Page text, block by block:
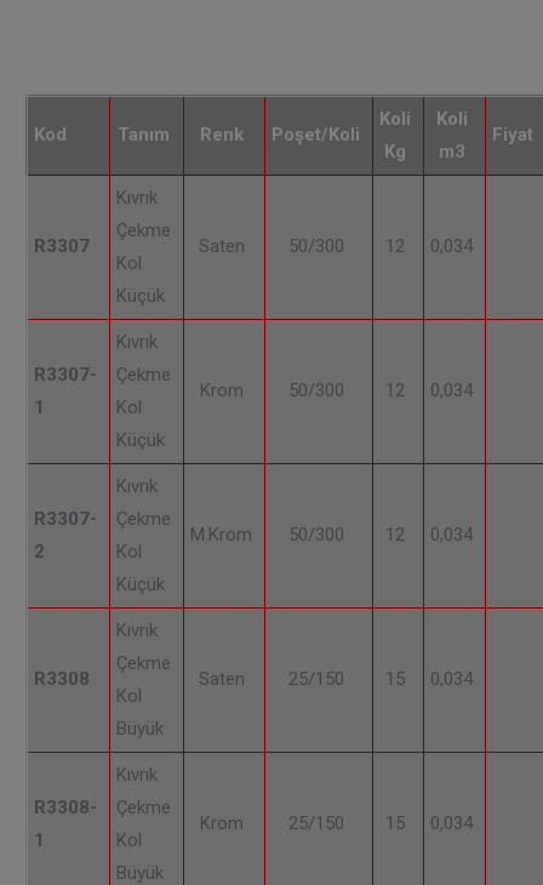
Kod Tanım Renk Poşet/Koli
Koli
Kg
Koli
m3
Fiyat
R3307
Kıvrık
Çekme
Kol
Küçük
Saten 50/300 12 0,034
R3307-
1
Kıvrık
Çekme
Kol
Küçük
Krom 50/300 12 0,034
R3307-
2
Kıvrık
Çekme
Kol
Küçük
M.Krom 50/300 12 0,034
R3308
Kıvrık
Çekme
Kol
Büyük
Saten 25/150 15 0,034
R3308-
1
Kıvrık
Çekme
Kol
Büyük
Krom 25/150 15 0,034